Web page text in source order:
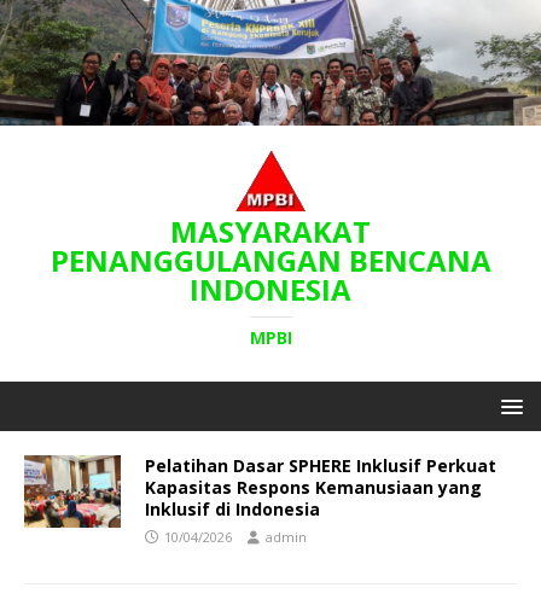
MASYARAKAT
PENANGGULANGAN BENCANA
INDONESIA
MPBI
Pelatihan Dasar SPHERE Inklusif Perkuat
Kapasitas Respons Kemanusiaan yang
Inklusif di Indonesia
10/04/2026 admin